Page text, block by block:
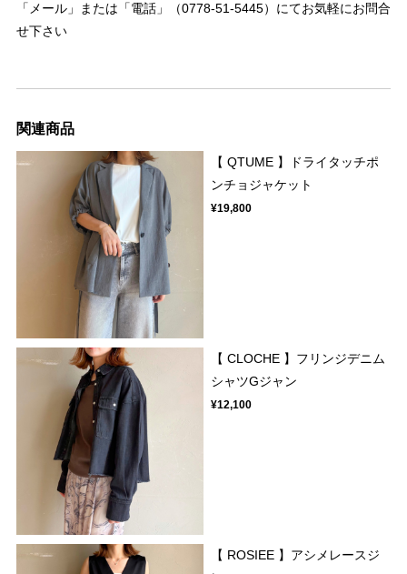
「メール」または「電話」（0778-51-5445）にてお気軽にお問合
せ下さい
関連商品
【 QTUME 】ドライタッチポ
ンチョジャケット
¥19,800
【 CLOCHE 】フリンジデニム
シャツGジャン
¥12,100
【 ROSIEE 】アシメレースジ